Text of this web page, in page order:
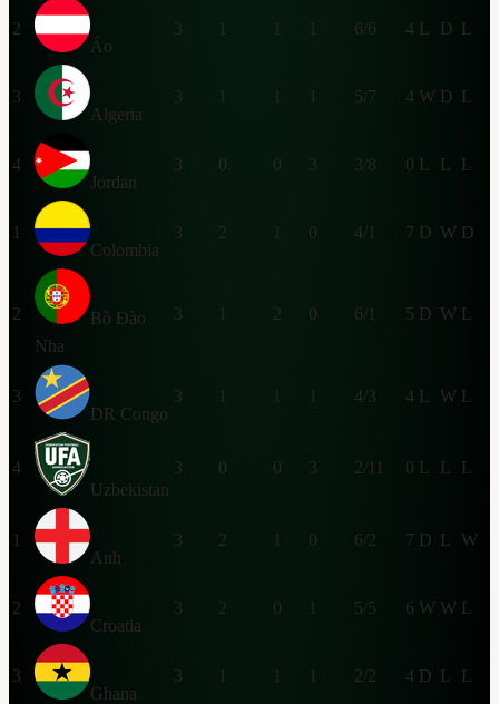
2
Áo
3 1 1 1 6/6 4 L D L
3
Algeria
3 1 1 1 5/7 4 W D L
4
Jordan
3 0 0 3 3/8 0 L L L
1
Colombia
3 2 1 0 4/1 7 D W D
2
Bồ Đào
Nha
3 1 2 0 6/1 5 D W L
3
DR Congo
3 1 1 1 4/3 4 L W L
4
Uzbekistan
3 0 0 3 2/11 0 L L L
1
Anh
3 2 1 0 6/2 7 D L W
2
Croatia
3 2 0 1 5/5 6 W W L
3
Ghana
3 1 1 1 2/2 4 D L L